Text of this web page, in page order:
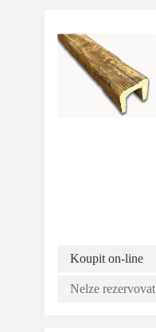
Koupit on-line
Nelze rezervovat